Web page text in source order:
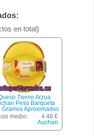
en total)
Tierno Arzua
Peso Barqueta
Gramos Aproximados
medio:
4.48 €
Auchan